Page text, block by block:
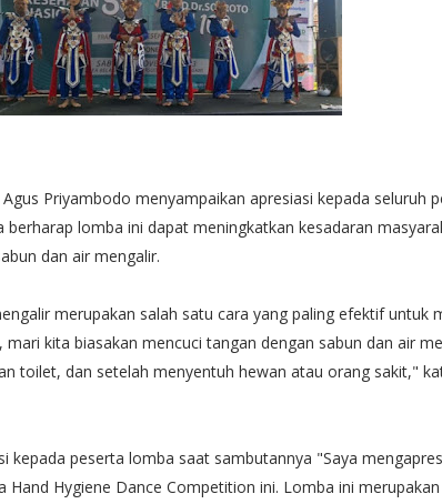
Priyambodo menyampaikan apresiasi kepada seluruh
berharap lomba ini dapat meningkatkan kesadaran
dan air mengalir.
merupakan salah satu cara yang paling efektif untuk
kita biasakan mencuci tangan dengan sabun dan air
toilet, dan setelah menyentuh hewan atau orang sakit,"
kepada peserta lomba saat sambutannya "Saya
Hygiene Dance Competition ini. Lomba ini